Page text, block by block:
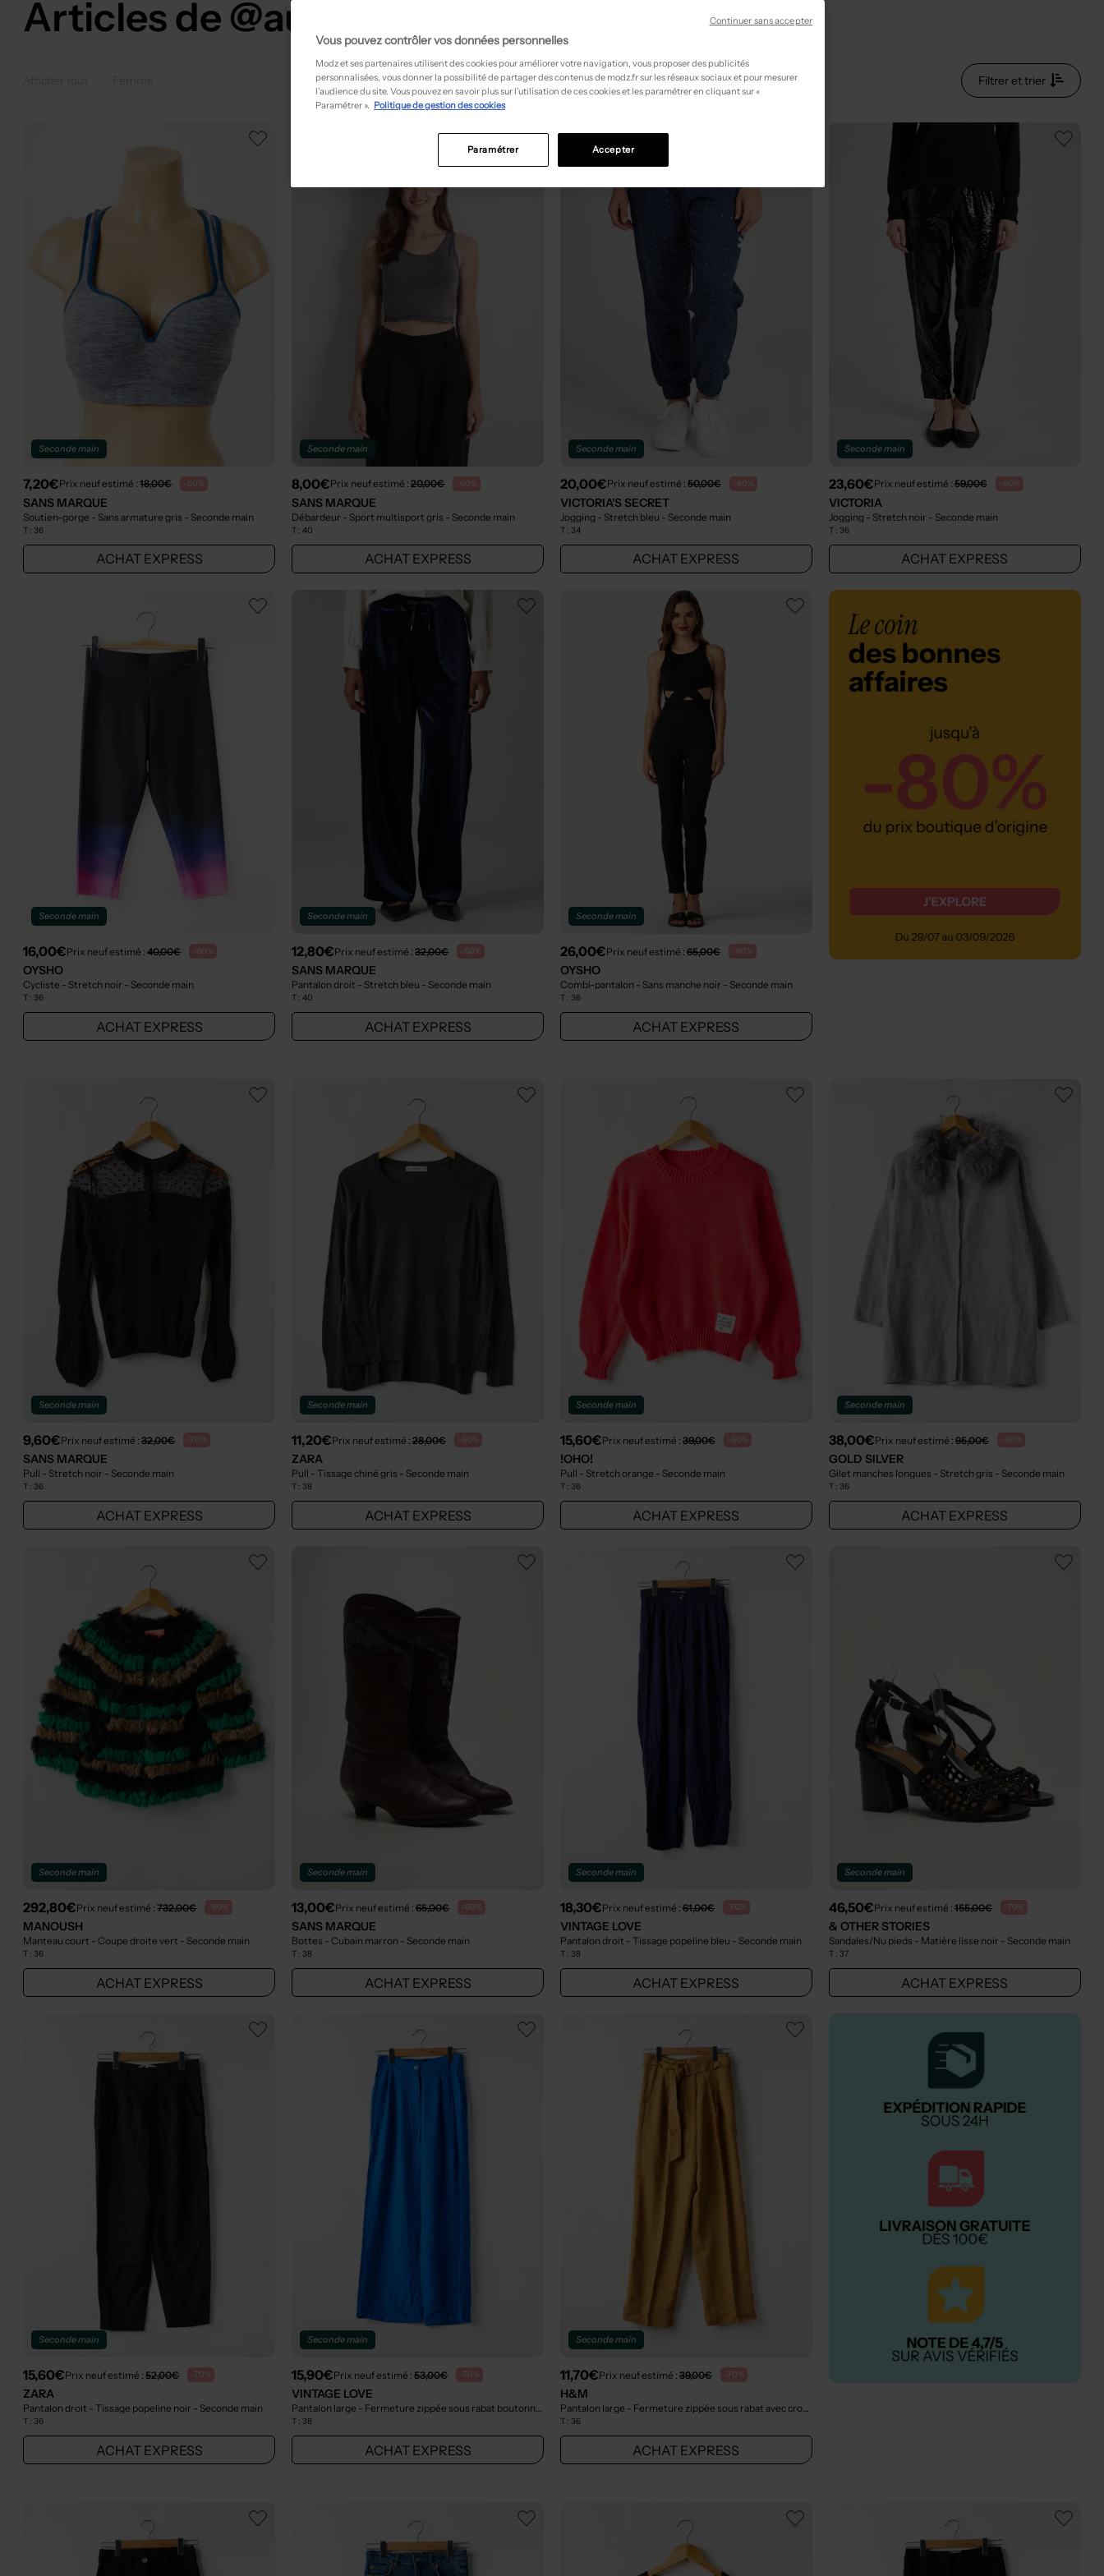
Articles de @aureliekonate - Seconde main
Filtrer et trier
Seconde main
7,20€Prix neuf estimé :18,00€ -60%
SANS MARQUE
Soutien-gorge - Sans armature gris - Seconde main
T :36
ACHAT EXPRESS
Seconde main
8,00€Prix neuf estimé :20,00€ -60%
SANS MARQUE
Débardeur - Sport multisport gris - Seconde main
T :40
ACHAT EXPRESS
Seconde main
20,00€Prix neuf estimé : 50,00€ -60%
VICTORIA'S SECRET
Jogging - Stretch bleu - Seconde main
T : 34
ACHAT EXPRESS
Seconde main
23,60€Prix neuf estimé : 59,00€ -60%
VICTORIA
Jogging - Stretch noir - Seconde main
T : 36
ACHAT EXPRESS
Seconde main
16,00€Prix neuf estimé :40,00€ -60%
OYSHO
Cycliste - Stretch noir - Seconde main
T :36
ACHAT EXPRESS
Seconde main
12,80€Prix neuf estimé :32,00€ -60%
SANS MARQUE
Pantalon droit - Stretch bleu - Seconde main
T :40
ACHAT EXPRESS
Seconde main
26,00€Prix neuf estimé : 65,00€ -60%
OYSHO
Combi-pantalon - Sans manche noir - Seconde main
T : 36
ACHAT EXPRESS
Seconde main
9,60€Prix neuf estimé :32,00€ -70%
SANS MARQUE
Pull - Stretch noir - Seconde main
T :36
ACHAT EXPRESS
Seconde main
11,20€Prix neuf estimé :28,00€ -60%
ZARA
Pull - Tissage chiné gris - Seconde main
T :38
ACHAT EXPRESS
Seconde main
15,60€Prix neuf estimé : 39,00€ -60%
!OHO!
Pull - Stretch orange - Seconde main
T : 36
ACHAT EXPRESS
Seconde main
38,00€Prix neuf estimé : 95,00€ -60%
GOLD SILVER
Gilet manches longues - Stretch gris - Seconde main
T : 36
ACHAT EXPRESS
Seconde main
292,80€Prix neuf estimé :732,00€ -60%
MANOUSH
Manteau court - Coupe droite vert - Seconde main
T :36
ACHAT EXPRESS
Seconde main
13,00€Prix neuf estimé :65,00€ -80%
SANS MARQUE
Bottes - Cubain marron - Seconde main
T :38
ACHAT EXPRESS
Seconde main
18,30€Prix neuf estimé : 61,00€ -70%
VINTAGE LOVE
Pantalon droit - Tissage popeline bleu - Seconde main
T : 38
ACHAT EXPRESS
Seconde main
46,50€Prix neuf estimé : 155,00€ -70%
& OTHER STORIES
Sandales/Nu pieds - Matière lisse noir - Seconde main
T : 37
ACHAT EXPRESS
Seconde main
15,60€Prix neuf estimé :52,00€ -70%
ZARA
Pantalon droit - Tissage popeline noir - Seconde main
T :36
ACHAT EXPRESS
Seconde main
15,90€Prix neuf estimé :53,00€ -70%
VINTAGE LOVE
Pantalon large - Fermeture zippée sous rabat boutonné bleu - Seconde main
T :38
ACHAT EXPRESS
Seconde main
11,70€Prix neuf estimé : 39,00€ -70%
H&M
Pantalon large - Fermeture zippée sous rabat avec crochet marron
T : 36
ACHAT EXPRESS
Vous pouvez contrôler vos données personnelles
Modz et ses partenaires utilisent des cookies pour améliorer votre navigation, vous proposer des publicités
personnalisées, vous donner la possibilité de partager des contenus de modz.fr sur les réseaux sociaux et pour mesurer
l’audience du site. Vous pouvez en savoir plus sur l’utilisation de ces cookies et les paramétrer en cliquant sur «
Paramétrer ». Politique de gestion des cookies
Accepter
Paramétrer
Continuer sans accepter